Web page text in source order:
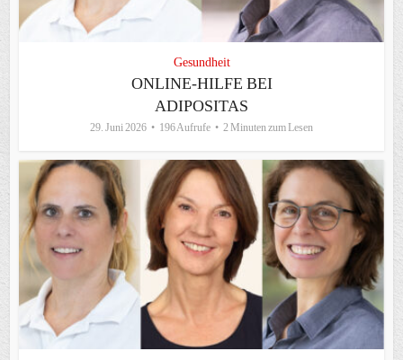
Gesundheit
ONLINE-HILFE BEI
ADIPOSITAS
29. Juni 2026 196 Aufrufe 2 Minuten zum Lesen